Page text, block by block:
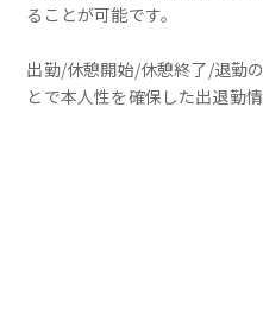
ることが可能です。
出勤/休憩開始/休憩終了/退勤
とで本人性を確保した出退勤